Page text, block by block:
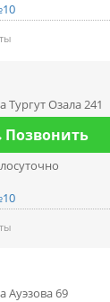
Тургут Озала 241
Позвонить
Ауэзова 69